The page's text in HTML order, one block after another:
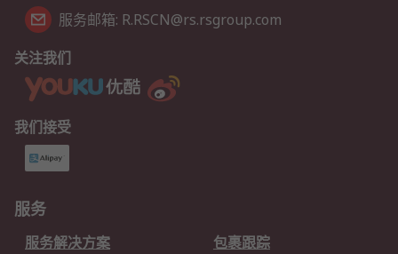
服务邮箱: R.RSCN@rs.rsgroup.com
关注我们
我们接受
服务
服务解决方案
包裹跟踪